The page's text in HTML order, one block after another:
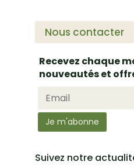
Nous contacter
Recevez chaque
nouveautés et
Suivez notre